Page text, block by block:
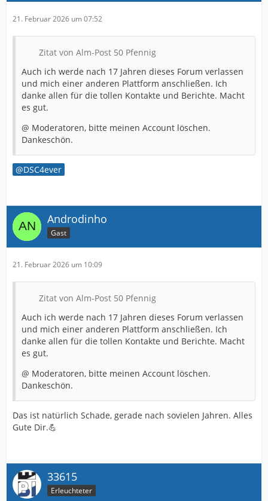
21. Februar 2026 um 07:52
Zitat von Alm-Post 50 Pfennig
Auch ich werde nach 17 Jahren dieses Forum verlassen
und mich einer anderen Plattform anschließen. Ich
danke allen für die tollen Kontakte und Berichte. Macht
es gut.
@ Moderatoren, bitte meinen Account löschen.
Dankeschön.
DSC4ever
Androdinho
Gast
21. Februar 2026 um 10:09
Zitat von Alm-Post 50 Pfennig
Auch ich werde nach 17 Jahren dieses Forum verlassen
und mich einer anderen Plattform anschließen. Ich
danke allen für die tollen Kontakte und Berichte. Macht
es gut.
@ Moderatoren, bitte meinen Account löschen.
Dankeschön.
Das ist natürlich Schade, gerade nach sovielen Jahren. Alles
Gute Dir.💪
33615
Erleuchteter